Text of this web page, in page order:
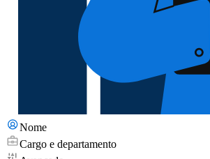
Nome
Cargo e departamento